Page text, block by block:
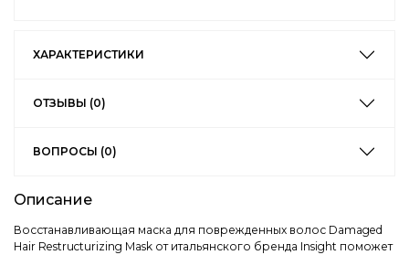
ХАРАКТЕРИСТИКИ
ОТЗЫВЫ (0)
ВОПРОСЫ (0)
Описание
Восстанавливающая маска для поврежденных волос Damaged
Hair Restructurizing Mask от итальянского бренда Insight поможет